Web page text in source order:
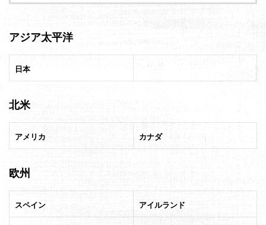
グ
バ
携
ジ
送
り
アジア太平洋
日本
北米
アメリカ カナダ
欧州
スペイン アイルランド